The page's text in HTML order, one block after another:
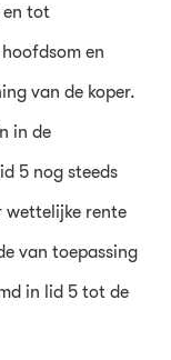
en tot
en
van de koper.
in de
5 nog steeds
wettelijke rente
van toepassing
in lid 5 tot de